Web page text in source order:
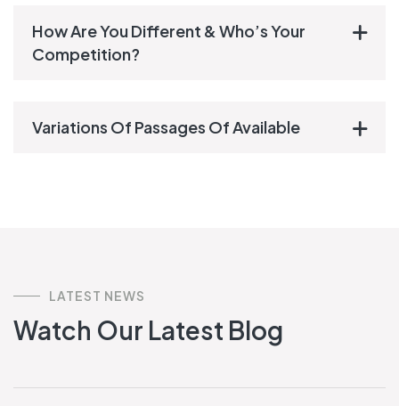
How Are You Different & Who’s Your
Competition?
Variations Of Passages Of Available
LATEST NEWS
Watch Our Latest Blog